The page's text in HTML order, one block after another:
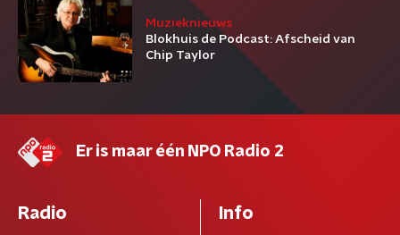
Muzieknieuws
Blokhuis de Podcast: Afscheid van
Chip Taylor
Er is maar één NPO Radio 2
Radio Info